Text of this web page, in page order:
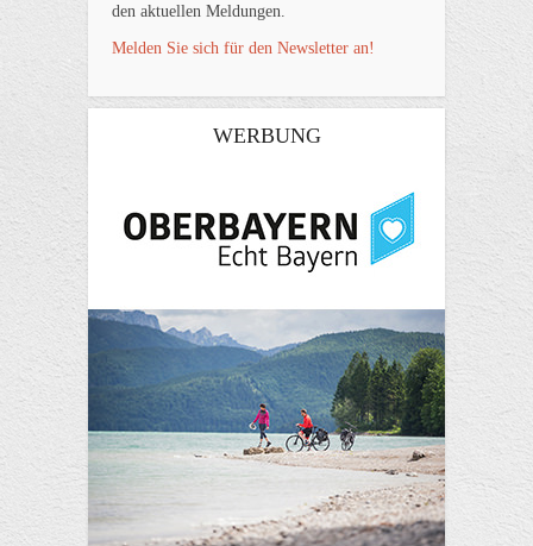
den aktuellen Meldungen.
Melden Sie sich für den Newsletter an!
WERBUNG